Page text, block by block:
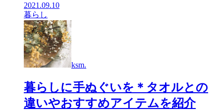
2021.09.10
暮らし
ksm.
暮らしに手ぬぐいを＊タオルとの
違いやおすすめアイテムを紹介